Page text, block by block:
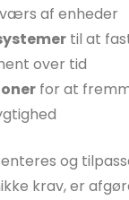
af enheder
til at
over tid
for at
og
krav, er